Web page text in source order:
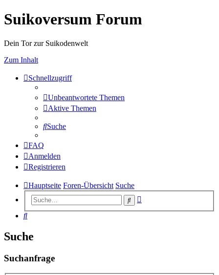
Suikoversum Forum
Dein Tor zur Suikodenwelt
Zum Inhalt
Schnellzugriff
Unbeantwortete Themen
Aktive Themen
Suche
FAQ
Anmelden
Registrieren
Hauptseite Foren-Übersicht Suche
Suche
Suche
Suche
Suchanfrage